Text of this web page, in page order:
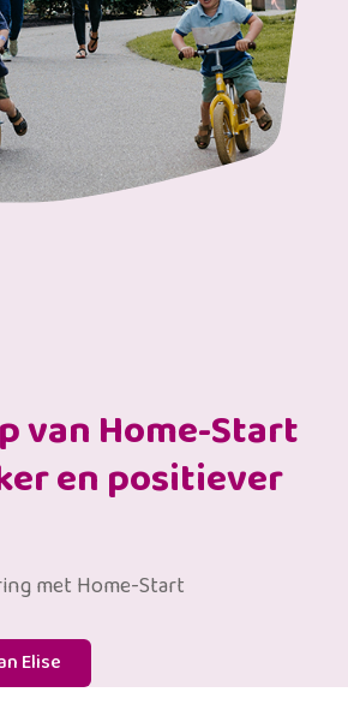
van Home-Start
en positiever
met Home-Start
Elise